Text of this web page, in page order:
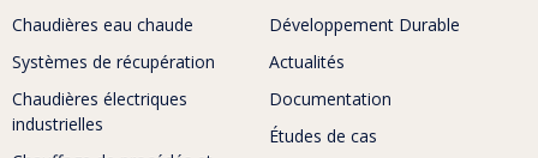
Chaudières eau chaude
Systèmes de récupération
Chaudières électriques
industrielles
Développement Durable
Actualités
Documentation
Études de cas